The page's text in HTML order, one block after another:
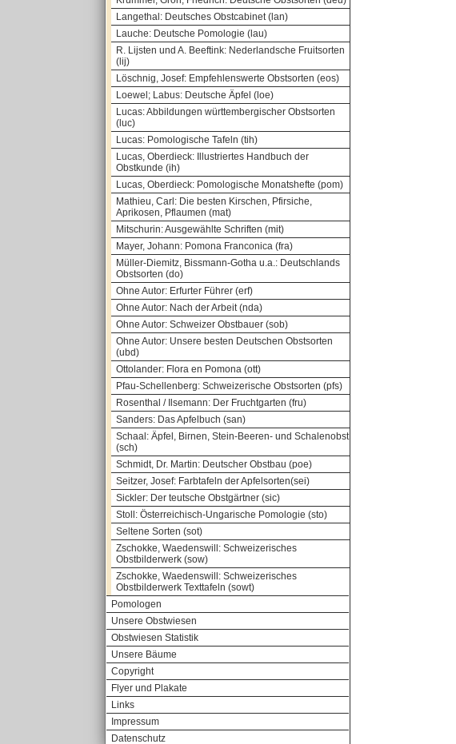
Langethal: Deutsches Obstcabinet (lan)
Lauche: Deutsche Pomologie (lau)
R. Lijsten und A. Beeftink: Nederlandsche Fruitsorten
(lij)
Löschnig, Josef: Empfehlenswerte Obstsorten (eos)
Loewel; Labus: Deutsche Äpfel (loe)
Lucas: Abbildungen württembergischer Obstsorten
(luc)
Lucas: Pomologische Tafeln (tih)
Lucas, Oberdieck: Illustriertes Handbuch der
Obstkunde (ih)
Lucas, Oberdieck: Pomologische Monatshefte (pom)
Mathieu, Carl: Die besten Kirschen, Pfirsiche,
Aprikosen, Pflaumen (mat)
Mitschurin: Ausgewählte Schriften (mit)
Mayer, Johann: Pomona Franconica (fra)
Müller-Diemitz, Bissmann-Gotha u.a.: Deutschlands
Obstsorten (do)
Ohne Autor: Erfurter Führer (erf)
Ohne Autor: Nach der Arbeit (nda)
Ohne Autor: Schweizer Obstbauer (sob)
Ohne Autor: Unsere besten Deutschen Obstsorten
(ubd)
Ottolander: Flora en Pomona (ott)
Pfau-Schellenberg: Schweizerische Obstsorten (pfs)
Rosenthal / Ilsemann: Der Fruchtgarten (fru)
Sanders: Das Apfelbuch (san)
Schaal: Äpfel, Birnen, Stein-Beeren- und Schalenobst
(sch)
Schmidt, Dr. Martin: Deutscher Obstbau (poe)
Seitzer, Josef: Farbtafeln der Apfelsorten(sei)
Sickler: Der teutsche Obstgärtner (sic)
Stoll: Österreichisch-Ungarische Pomologie (sto)
Seltene Sorten (sot)
Zschokke, Waedenswill: Schweizerisches
Obstbilderwerk (sow)
Zschokke, Waedenswill: Schweizerisches
Obstbilderwerk Texttafeln (sowt)
Pomologen
Unsere Obstwiesen
Obstwiesen Statistik
Unsere Bäume
Copyright
Flyer und Plakate
Links
Impressum
Datenschutz